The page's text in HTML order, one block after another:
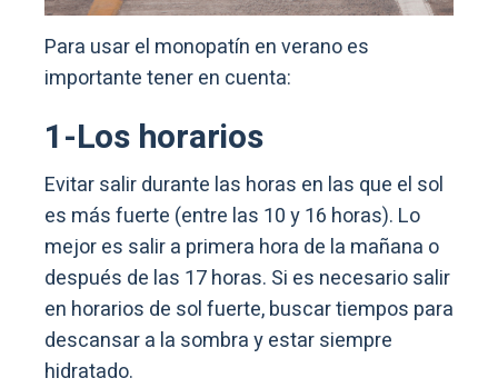
Para usar el monopatín en verano es
importante tener en cuenta:
1-Los horarios
Evitar salir durante las horas en las que el sol
es más fuerte (entre las 10 y 16 horas). Lo
mejor es salir a primera hora de la mañana o
después de las 17 horas. Si es necesario salir
en horarios de sol fuerte, buscar tiempos para
descansar a la sombra y estar siempre
hidratado.